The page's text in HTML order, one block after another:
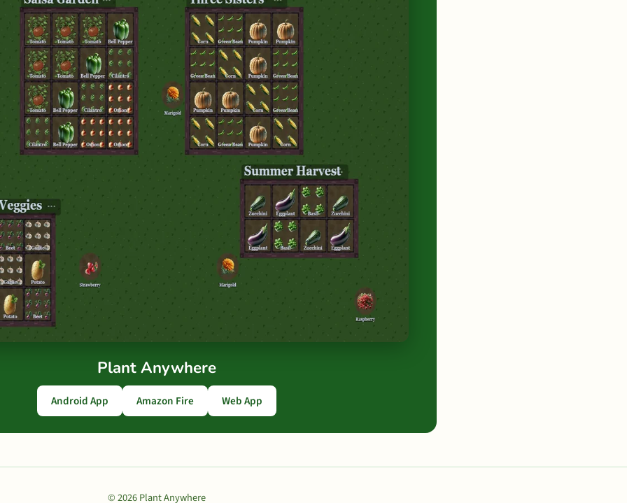
Plant Anywhere
Android App Amazon Fire Web App
© 2026 Plant Anywhere